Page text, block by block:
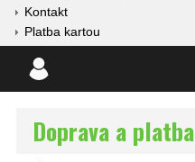
Kontakt
Platba kartou
Doprava a platba